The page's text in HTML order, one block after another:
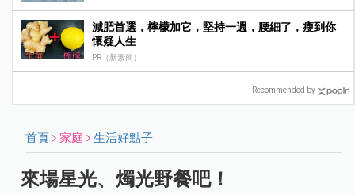
減肥首選，檸檬加它，堅持一週，腰細了，瘦到你
懷疑人生
PR（新素簡）
Recommended by
首頁 家庭 生活好點子
來場星光、燭光野餐吧！